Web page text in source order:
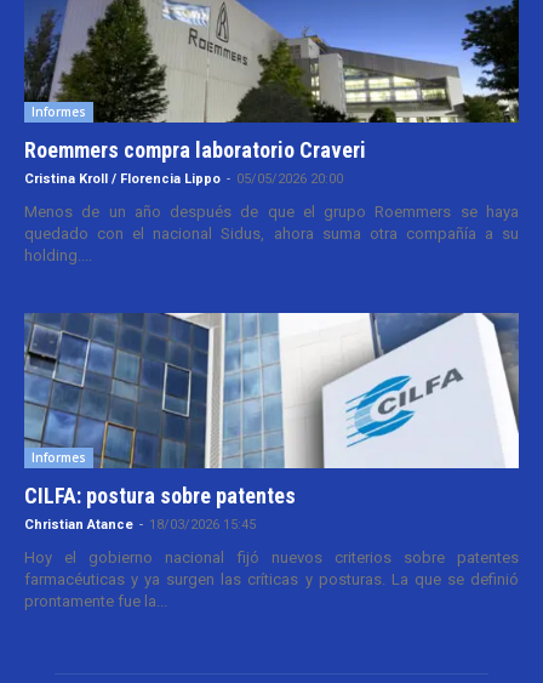
Informes
Roemmers compra laboratorio Craveri
Cristina Kroll / Florencia Lippo - 05/05/2026 20:00
Menos de un año después de que el grupo Roemmers se haya
quedado con el nacional Sidus, ahora suma otra compañía a su
holding....
Informes
CILFA: postura sobre patentes
Christian Atance - 18/03/2026 15:45
Hoy el gobierno nacional fijó nuevos criterios sobre patentes
farmacéuticas y ya surgen las críticas y posturas. La que se definió
prontamente fue la...